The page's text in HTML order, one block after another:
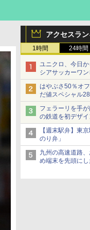
アクセスラ
1時間 24時間
ユニクロ、今日
シアサッカーワ
ショーツは1990
はやぶさ50％オ
だ値スペシャル
ねっと限定
フェラーリを手
の鉄道を初デザ
特急」をなにわ
【週末駅弁】東
のり弁」
九州の高速道路
め端末を先頭に